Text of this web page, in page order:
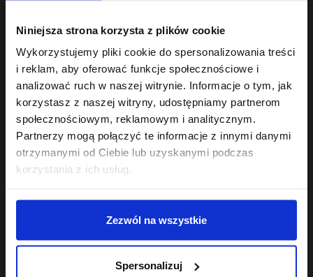
Niniejsza strona korzysta z plików cookie
Wykorzystujemy pliki cookie do spersonalizowania treści
i reklam, aby oferować funkcje społecznościowe i
analizować ruch w naszej witrynie. Informacje o tym, jak
korzystasz z naszej witryny, udostępniamy partnerom
społecznościowym, reklamowym i analitycznym.
Partnerzy mogą połączyć te informacje z innymi danymi
otrzymanymi od Ciebie lub uzyskanymi podczas
korzystania z ich usług.
Zezwól na wszystkie
Spersonalizuj
Hair In Balance By ONLYBIO
Żel mocny do stylizacji
włosów kręconych
200ml
18,99 zł
Najniższa cena z 30 dni przed
obniżką: 18,99 zł
Hair In Balance By ONLYBIO
do stylizacji włosów
kręconych 200ml
7,29 zł
Najniższa cena z 30 dni przed
obniżką:24,49 zł
Maska do laminacji
Odżywka emolientowa